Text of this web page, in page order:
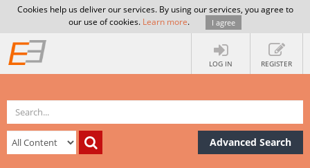
Cookies help us deliver our services. By using our services, you agree to
our use of cookies. Learn more. I agree
LOG IN REGISTER
Advanced Search